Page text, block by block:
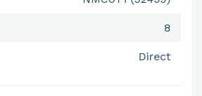
8
Direct